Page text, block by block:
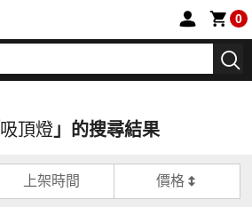
0
吸頂燈 」的搜尋結果
上架時間 價格